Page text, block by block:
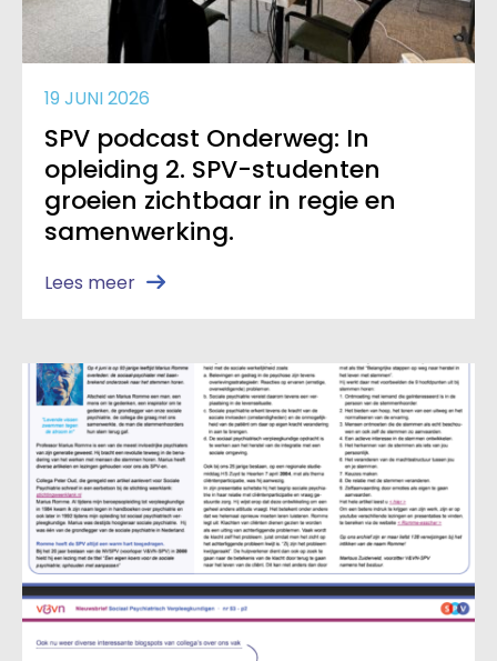
19 JUNI 2026
SPV podcast Onderweg: In
opleiding 2. SPV-studenten
groeien zichtbaar in regie en
samenwerking.
Lees meer